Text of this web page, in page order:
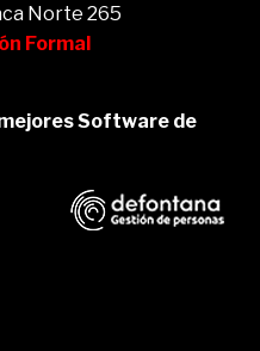
Norte 265
Formal
Software de